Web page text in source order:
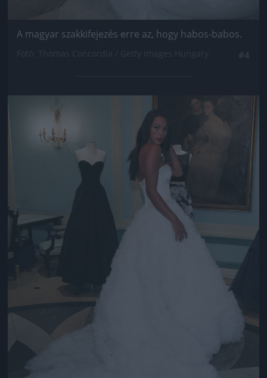
A magyar szakkifejezés erre az, hogy habos-babos.
Jön még kép!